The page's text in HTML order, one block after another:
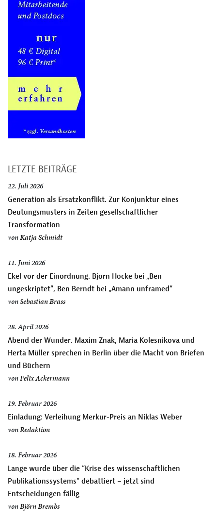
LETZTE BEITRÄGE
22. Juli 2026
Generation als Ersatzkonflikt. Zur Konjunktur eines
Deutungsmusters in Zeiten gesellschaftlicher
Transformation
vonKatja Schmidt
11. Juni 2026
Ekel vor der Einordnung. Björn Höcke bei „Ben
ungeskriptet“, Ben Berndt bei „Amann unframed“
vonSebastian Brass
28. April 2026
Abend der Wunder. Maxim Znak, Maria Kolesnikova und
Herta Müller sprechen in Berlin über die Macht von Briefen
und Büchern
vonFelix Ackermann
19. Februar 2026
Einladung: Verleihung Merkur-Preis an Niklas Weber
vonRedaktion
18. Februar 2026
Lange wurde über die “Krise des wissenschaftlichen
Publikationssystems” debattiert – jetzt sind
Entscheidungen fällig
vonBjörn Brembs